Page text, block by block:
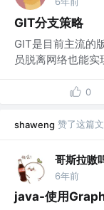
GIT分支策略
GIT是目前主流的
员脱离网络也能
0
shaweng 赞了这篇
哥斯拉嗷
6年前
java-使用